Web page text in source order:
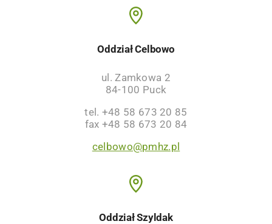
Oddział Celbowo
ul. Zamkowa 2
84-100 Puck
tel. +48 58 673 20 85
fax +48 58 673 20 84
celbowo@pmhz.pl
Oddział Szyldak